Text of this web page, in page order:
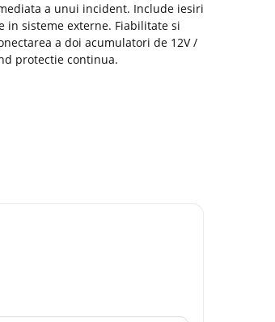
a unui incident. Include iesiri
sisteme externe. Fiabilitate si
a doi acumulatori de 12V /
protectie continua.